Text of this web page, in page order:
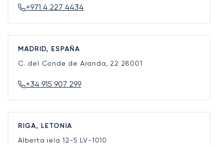
+971 4 227 4434
MADRID, ESPAÑA
C. del Conde de Aranda, 22 28001
+34 915 907 299
RIGA, LETONIA
Alberta iela 12-5 LV-1010